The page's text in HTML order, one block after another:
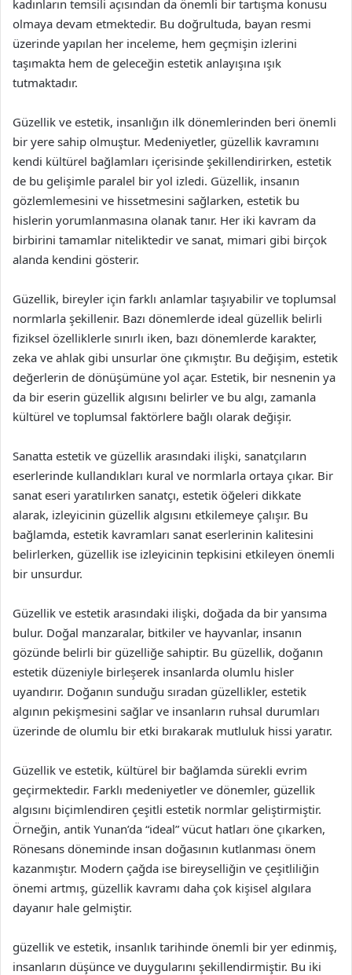
kadınların temsili açısından da önemli bir tartışma konusu
olmaya devam etmektedir. Bu doğrultuda, bayan resmi
üzerinde yapılan her inceleme, hem geçmişin izlerini
taşımakta hem de geleceğin estetik anlayışına ışık
tutmaktadır.
Güzellik ve estetik, insanlığın ilk dönemlerinden beri önemli
bir yere sahip olmuştur. Medeniyetler, güzellik kavramını
kendi kültürel bağlamları içerisinde şekillendirirken, estetik
de bu gelişimle paralel bir yol izledi. Güzellik, insanın
gözlemlemesini ve hissetmesini sağlarken, estetik bu
hislerin yorumlanmasına olanak tanır. Her iki kavram da
birbirini tamamlar niteliktedir ve sanat, mimari gibi birçok
alanda kendini gösterir.
Güzellik, bireyler için farklı anlamlar taşıyabilir ve toplumsal
normlarla şekillenir. Bazı dönemlerde ideal güzellik belirli
fiziksel özelliklerle sınırlı iken, bazı dönemlerde karakter,
zeka ve ahlak gibi unsurlar öne çıkmıştır. Bu değişim, estetik
değerlerin de dönüşümüne yol açar. Estetik, bir nesnenin ya
da bir eserin güzellik algısını belirler ve bu algı, zamanla
kültürel ve toplumsal faktörlere bağlı olarak değişir.
Sanatta estetik ve güzellik arasındaki ilişki, sanatçıların
eserlerinde kullandıkları kural ve normlarla ortaya çıkar. Bir
sanat eseri yaratılırken sanatçı, estetik öğeleri dikkate
alarak, izleyicinin güzellik algısını etkilemeye çalışır. Bu
bağlamda, estetik kavramları sanat eserlerinin kalitesini
belirlerken, güzellik ise izleyicinin tepkisini etkileyen önemli
bir unsurdur.
Güzellik ve estetik arasındaki ilişki, doğada da bir yansıma
bulur. Doğal manzaralar, bitkiler ve hayvanlar, insanın
gözünde belirli bir güzelliğe sahiptir. Bu güzellik, doğanın
estetik düzeniyle birleşerek insanlarda olumlu hisler
uyandırır. Doğanın sunduğu sıradan güzellikler, estetik
algının pekişmesini sağlar ve insanların ruhsal durumları
üzerinde de olumlu bir etki bırakarak mutluluk hissi yaratır.
Güzellik ve estetik, kültürel bir bağlamda sürekli evrim
geçirmektedir. Farklı medeniyetler ve dönemler, güzellik
algısını biçimlendiren çeşitli estetik normlar geliştirmiştir.
Örneğin, antik Yunan’da “ideal” vücut hatları öne çıkarken,
Rönesans döneminde insan doğasının kutlanması önem
kazanmıştır. Modern çağda ise bireyselliğin ve çeşitliliğin
önemi artmış, güzellik kavramı daha çok kişisel algılara
dayanır hale gelmiştir.
güzellik ve estetik, insanlık tarihinde önemli bir yer edinmiş,
insanların düşünce ve duygularını şekillendirmiştir. Bu iki